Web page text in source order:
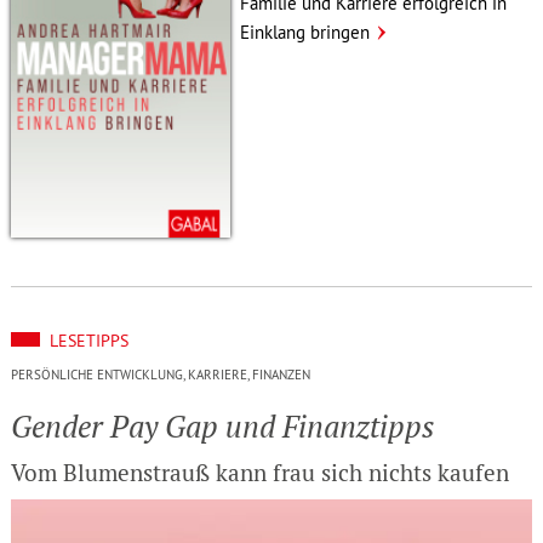
Einklang bringen
LESETIPPS
Gender Pay Gap und Finanz­tipps
Vom Blumen­s­trauß kann frau sich nichts kaufen
PERSÖNLICHE ENTWICKLUNG, KARRIERE, FINANZEN